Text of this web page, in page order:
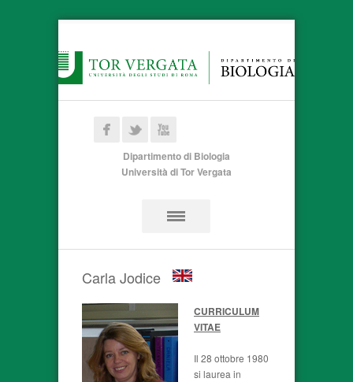
Dipartimento di Biologia
Università di Tor Vergata
Carla Jodice
CURRICULUM
VITAE
Il 28 ottobre 1980
si laurea in